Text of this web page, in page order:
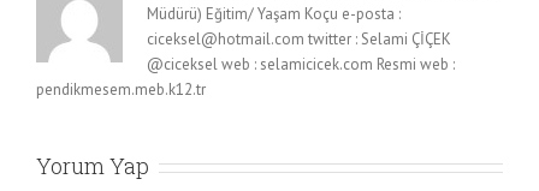
Müdürü) Eğitim/ Yaşam Koçu e-posta :
ciceksel@hotmail.com twitter : Selami ÇİÇEK
@ciceksel web : selamicicek.com Resmi web :
pendikmesem.meb.k12.tr
Yorum Yap